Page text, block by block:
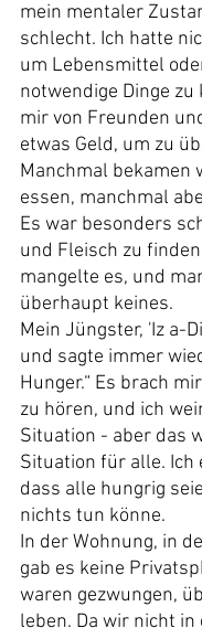
mein mentaler
schlecht. Ich hatte
um Lebensmittel
notwendige Dinge zu
mir von Freunden
etwas Geld, um zu
Manchmal bekamen
essen, manchmal
Es war besonders
und Fleisch zu
mangelte es, und
überhaupt keines.
Mein Jüngster, 'Iz a-
und sagte immer
Hunger.“ Es brach
zu hören, und ich
Situation - aber das
Situation für alle. Ich
dass alle hungrig
nichts tun könne.
In der Wohnung, in
gab es keine
waren gezwungen,
leben. Da wir nicht in